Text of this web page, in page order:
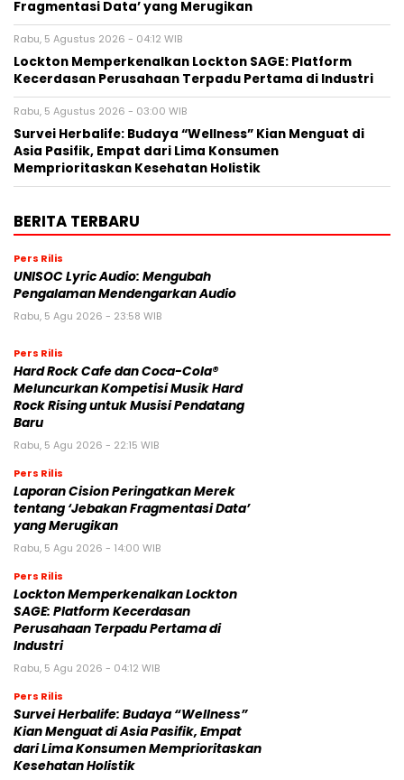
Fragmentasi Data’ yang Merugikan
Rabu, 5 Agustus 2026 - 04:12 WIB
Lockton Memperkenalkan Lockton SAGE: Platform
Kecerdasan Perusahaan Terpadu Pertama di Industri
Rabu, 5 Agustus 2026 - 03:00 WIB
Survei Herbalife: Budaya “Wellness” Kian Menguat di
Asia Pasifik, Empat dari Lima Konsumen
Memprioritaskan Kesehatan Holistik
BERITA TERBARU
Pers Rilis
UNISOC Lyric Audio: Mengubah
Pengalaman Mendengarkan Audio
Rabu, 5 Agu 2026 - 23:58 WIB
Pers Rilis
Hard Rock Cafe dan Coca-Cola®
Meluncurkan Kompetisi Musik Hard
Rock Rising untuk Musisi Pendatang
Baru
Rabu, 5 Agu 2026 - 22:15 WIB
Pers Rilis
Laporan Cision Peringatkan Merek
tentang ‘Jebakan Fragmentasi Data’
yang Merugikan
Rabu, 5 Agu 2026 - 14:00 WIB
Pers Rilis
Lockton Memperkenalkan Lockton
SAGE: Platform Kecerdasan
Perusahaan Terpadu Pertama di
Industri
Rabu, 5 Agu 2026 - 04:12 WIB
Pers Rilis
Survei Herbalife: Budaya “Wellness”
Kian Menguat di Asia Pasifik, Empat
dari Lima Konsumen Memprioritaskan
Kesehatan Holistik